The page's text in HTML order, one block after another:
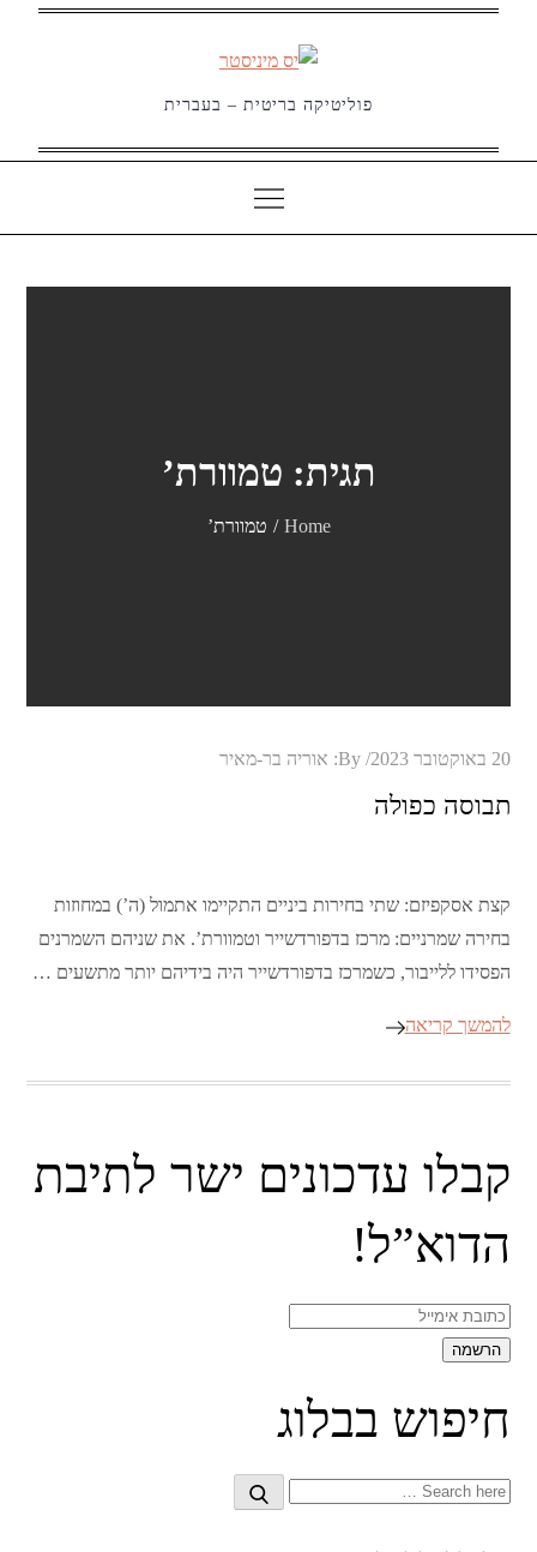
פוליטיקה בריטית – בעברית
תגית: טמוורת’
Home טמוורת’
Posted
20 באוקטובר 2023 By: אוריה בר-מאיר
תבוסה כפולה
קצת אסקפיזם: שתי בחירות ביניים התקיימו אתמול (ה’) במחוזות
בחירה שמרניים: מרכז בדפורדשייר וטמוורת’. את שניהם השמרנים
הפסידו ללייבור, כשמרכז בדפורדשייר היה בידיהם יותר מתשעים …
להמשך קריאה
קבלו עדכונים ישר לתיבת
הדוא”ל!
חיפוש בבלוג
Search
Search